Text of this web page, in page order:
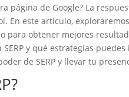
página de Google? La
En este artículo,
para obtener mejores
y qué estrategias
de SERP y llevar tu